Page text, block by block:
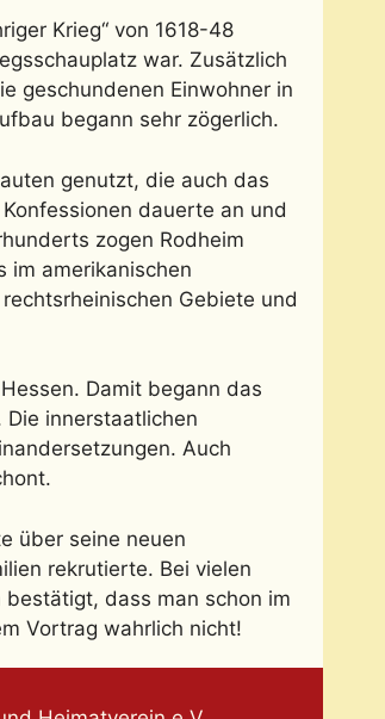
Krieg“ von 1618-48
war. Zusätzlich
geschundenen Einwohner in
begann sehr zögerlich.
genutzt, die auch das
dauerte an und
zogen Rodheim
im amerikanischen
Gebiete und
Damit begann das
innerstaatlichen
Auch
über seine neuen
rekrutierte. Bei vielen
dass man schon im
Vortrag wahrlich nicht!